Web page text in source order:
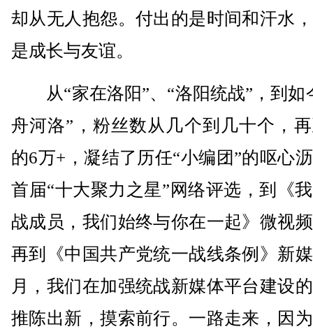
却从无人抱怨。付出的是时间和汗水
是成长与友谊。
从“家在洛阳”、“洛阳统战”，到如
舟河洛”，粉丝数从几个到几十个，
的6万+，凝结了历任“小编团”的呕心
首届“十大聚力之星”网络评选，到《
战成员，我们始终与你在一起》微视
再到《中国共产党统一战线条例》新
月，我们在加强统战新媒体平台建设
推陈出新，摸索前行。一路走来，因